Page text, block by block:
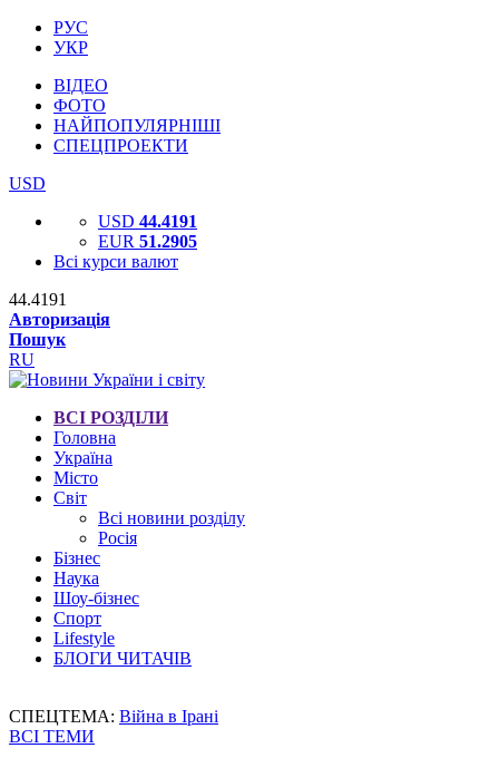
РУС
УКР
ВІДЕО
ФОТО
НАЙПОПУЛЯРНІШІ
СПЕЦПРОЕКТИ
USD
USD 44.4191
EUR 51.2905
Всі курси валют
44.4191
Авторизація
Пошук
RU
ВСІ РОЗДІЛИ
Головна
Україна
Місто
Світ
Всі новини розділу
Росія
Бізнес
Наука
Шоу-бізнес
Спорт
Lifestyle
БЛОГИ ЧИТАЧІВ
СПЕЦТЕМА: Війна в Ірані
ВСІ ТЕМИ